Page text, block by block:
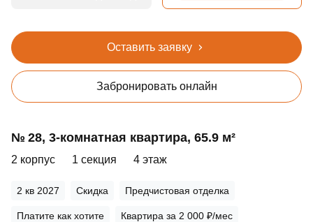
Оставить заявку
Забронировать онлайн
№ 28, 3‑комнатная квартира, 65.9 м²
2 корпус 1 секция 4 этаж
2 кв 2027 Скидка Предчистовая отделка
Платите как хотите Квартира за 2 000 ₽/мес